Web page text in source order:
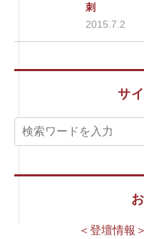
刺
2015.7.2
サ
＜登壇情報